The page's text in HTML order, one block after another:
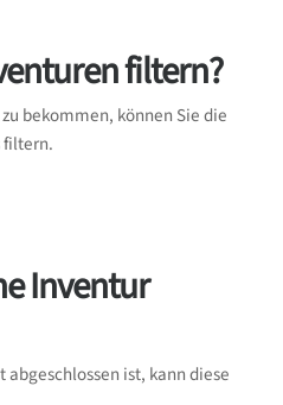
filtern?
bekommen, können Sie die
filtern.
Inventur
ist, kann diese